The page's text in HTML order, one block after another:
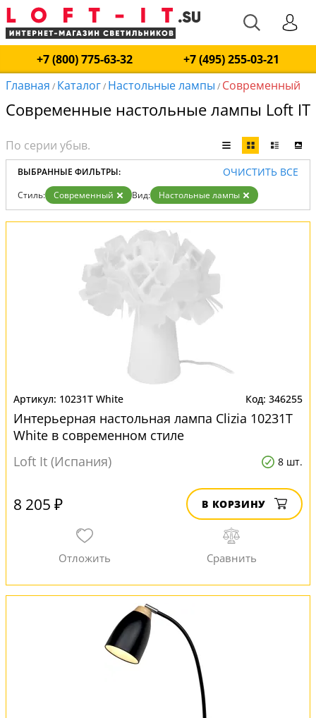
+7 (800) 775-63-32
+7 (495) 255-03-21
Главная / Каталог/ Настольные лампы / Современный
Современные настольные лампы Loft IT
ВЫБРАННЫЕ ФИЛЬТРЫ: ОЧИСТИТЬ ВСЕ
Стиль: Современный Вид: Настольные лампы
10231T White 346255
Интерьерная настольная лампа Clizia 10231T
White в современном стиле
Loft It (Испания)
8 шт.
8 205 ₽ В КОРЗИНУ